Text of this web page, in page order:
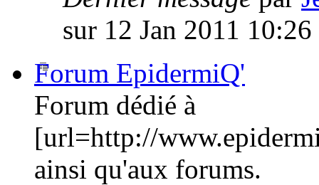
sur 12 Jan 2011 10:26
Forum EpidermiQ'
Forum dédié à
[url=http://
ainsi qu'aux forums.